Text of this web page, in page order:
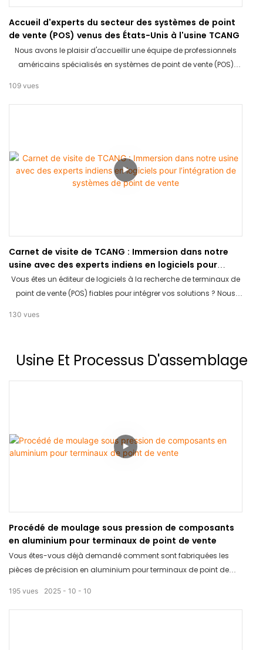
Accueil d'experts du secteur des systèmes de point
de vente (POS) venus des États-Unis à l'usine TCANG
Nous avons le plaisir d'accueillir une équipe de professionnels
américains spécialisés en systèmes de point de vente (POS)
gamme en aluminium et de nos bornes libre-service grand
109 vues
Carnet de visite de TCANG : Immersion dans notre
usine avec des experts indiens en logiciels pour
l’intégration de systèmes de point de vente
Vous êtes un éditeur de logiciels à la recherche de terminaux de
point de vente (POS) fiables pour intégrer vos solutions ? Nous
aux tests produits. Découvrez comment nous avons abordé
vos besoins d'intégration !
130 vues
Usine Et Processus D'assemblage
Procédé de moulage sous pression de composants
en aluminium pour terminaux de point de vente
Vous êtes-vous déjà demandé comment sont fabriquées les
pièces de précision en aluminium pour terminaux de point de
2025 10 10
195 vues